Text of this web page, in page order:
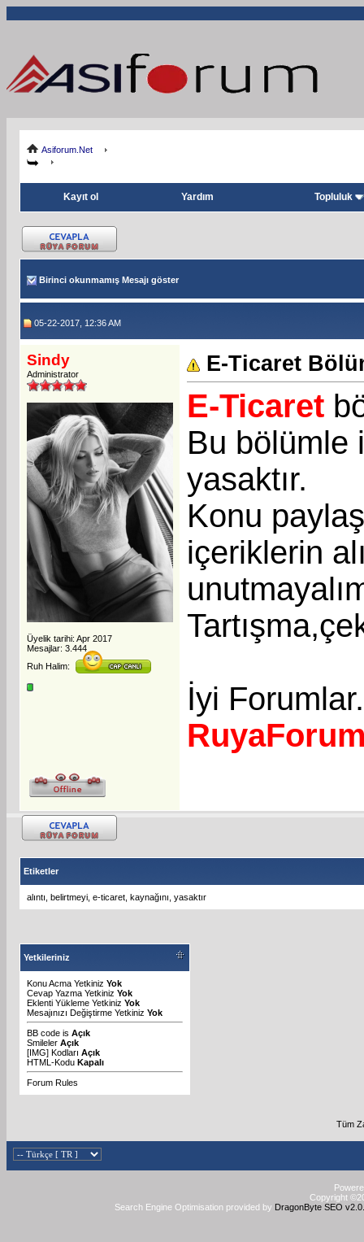
Asiforum.Net
Kayıt ol Yardım Topluluk
Birinci okunmamış Mesajı göster
05-22-2017, 12:36 AM
Sindy
Administrator
Üyelik tarihi: Apr 2017
Mesajlar: 3.444
Ruh Halim:
E-Ticaret
E-Ticaret
Bu bölümle
yasaktır.
Konu
içeriklerin
İyi Forumlar.
Etiketler
alıntı belirtmeyi e-ticaret kaynağını yasaktır
Yetkileriniz
Konu Acma Yetkiniz Yok
Cevap Yazma Yetkiniz Yok
Eklenti Yükleme Yetkiniz Yok
Mesajınızı Değiştirme Yetkiniz Yok
BB code is Açık
Smileler Açık
[IMG] Kodları Açık
HTML-Kodu Kapalı
Forum Rules
Tüm
Copyright
Search Engine Optimisation provided by DragonByte SEO